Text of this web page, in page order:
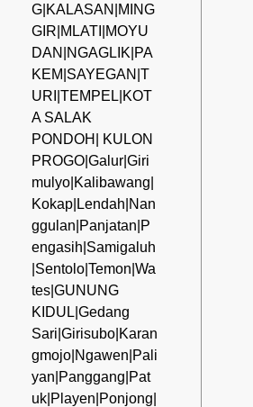
G|KALASAN|MING
GIR|MLATI|MOYU
DAN|NGAGLIK|PA
KEM|SAYEGAN|T
URI|TEMPEL|KOT
A SALAK
PONDOH| KULON
PROGO|Galur|Giri
mulyo|Kalibawang|
Kokap|Lendah|Nan
ggulan|Panjatan|P
engasih|Samigaluh
|Sentolo|Temon|Wa
tes|GUNUNG
KIDUL|Gedang
Sari|Girisubo|Karan
gmojo|Ngawen|Pali
yan|Panggang|Pat
uk|Playen|Ponjong|